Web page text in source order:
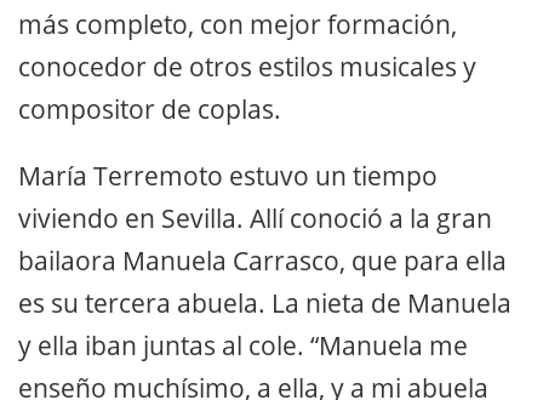
más completo, con mejor formación,
conocedor de otros estilos musicales y
compositor de coplas.
María Terremoto estuvo un tiempo
viviendo en Sevilla. Allí conoció a la gran
bailaora Manuela Carrasco, que para ella
es su tercera abuela. La nieta de Manuela
y ella iban juntas al cole. “Manuela me
enseño muchísimo, a ella, y a mi abuela